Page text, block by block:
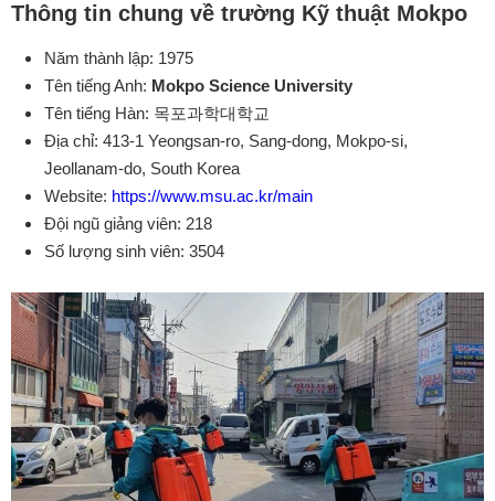
Thông tin chung về trường Kỹ thuật Mokpo
Năm thành lập: 1975
Tên tiếng Anh: Mokpo Science University
Tên tiếng Hàn: 목포과학대학교
Địa chỉ: 413-1 Yeongsan-ro, Sang-dong, Mokpo-si,
Jeollanam-do, South Korea
Website: https://www.msu.ac.kr/main
Đội ngũ giảng viên: 218
Số lượng sinh viên: 3504